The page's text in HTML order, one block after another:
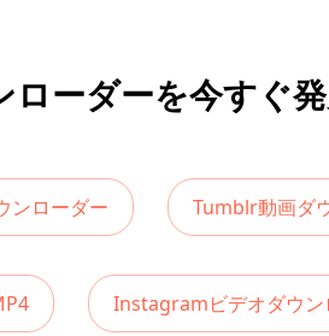
ーダーを今すぐ
ンローダー Tumblr動画ダ
Instagramビデオダウン